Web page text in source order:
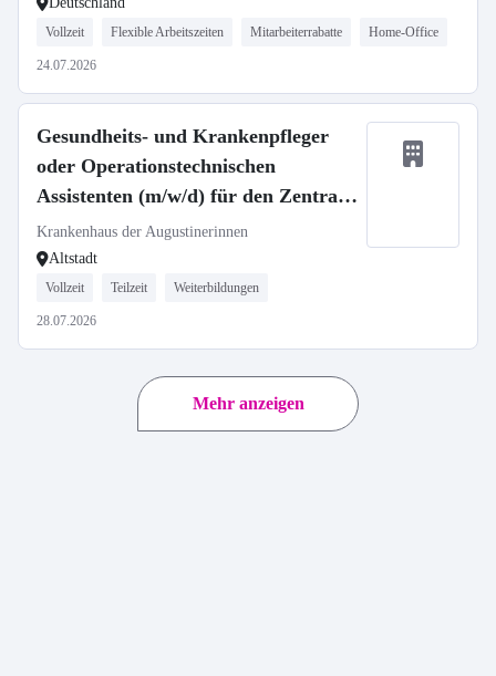
Vollzeit Flexible Arbeitszeiten Mitarbeiterrabatte Home-Office
24.07.2026
Gesundheits- und Krankenpfleger
oder Operationstechnischen
Assistenten (m/w/d) für den Zentral
OP - Neuaufbau unserer Spätdienste
Krankenhaus der Augustinerinnen
Altstadt
Vollzeit Teilzeit Weiterbildungen
28.07.2026
Mehr anzeigen